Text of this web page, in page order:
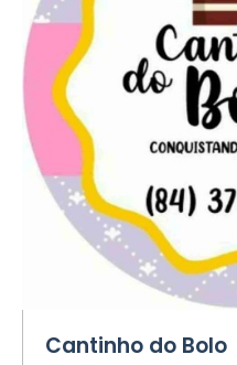
Cantinho do Bolo